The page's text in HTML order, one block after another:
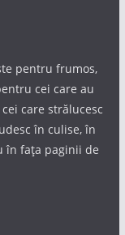
pentru frumos,
cei care au
care strălucesc
în culise, în
în fața paginii de